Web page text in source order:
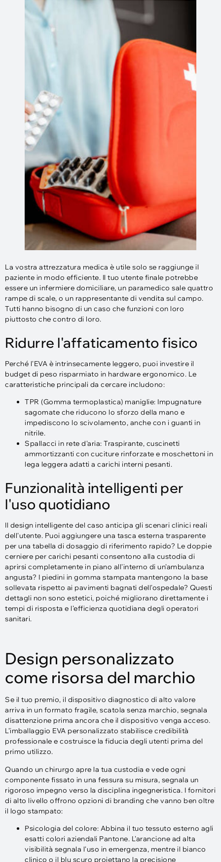
La vostra attrezzatura medica è utile solo se raggiunge il
paziente in modo efficiente. Il tuo utente finale potrebbe
essere un infermiere domiciliare, un paramedico sale quattro
rampe di scale, o un rappresentante di vendita sul campo.
Tutti hanno bisogno di un caso che funzioni con loro
piuttosto che contro di loro.
Ridurre l'affaticamento fisico
Perché l'EVA è intrinsecamente leggero, puoi investire il
budget di peso risparmiato in hardware ergonomico. Le
caratteristiche principali da cercare includono:
TPR (Gomma termoplastica) maniglie: Impugnature
sagomate che riducono lo sforzo della mano e
impediscono lo scivolamento, anche con i guanti in
nitrile.​
Spallacci in rete d'aria: Traspirante, cuscinetti
ammortizzanti con cuciture rinforzate e moschettoni in
lega leggera adatti a carichi interni pesanti.
Funzionalità intelligenti per
l'uso quotidiano
Il design intelligente del caso anticipa gli scenari clinici reali
dell'utente. Puoi aggiungere una tasca esterna trasparente
per una tabella di dosaggio di riferimento rapido? Le doppie
cerniere per carichi pesanti consentono alla custodia di
aprirsi completamente in piano all'interno di un'ambulanza
angusta? I piedini in gomma stampata mantengono la base
sollevata rispetto ai pavimenti bagnati dell'ospedale? Questi
dettagli non sono estetici, poiché migliorano direttamente i
tempi di risposta e l’efficienza quotidiana degli operatori
sanitari.
Design personalizzato
come risorsa del marchio
Se il tuo premio, il dispositivo diagnostico di alto valore
arriva in un formato fragile, scatola senza marchio, segnala
disattenzione prima ancora che il dispositivo venga acceso.
L'imballaggio EVA personalizzato stabilisce credibilità
professionale e costruisce la fiducia degli utenti prima del
primo utilizzo.
Quando un chirurgo apre la tua custodia e vede ogni
componente fissato in una fessura su misura, segnala un
rigoroso impegno verso la disciplina ingegneristica. I fornitori
di alto livello offrono opzioni di branding che vanno ben oltre
il logo stampato:​
Psicologia del colore: Abbina il tuo tessuto esterno agli
esatti colori aziendali Pantone. L'arancione ad alta
visibilità segnala l'uso in emergenza, mentre il bianco
clinico o il blu scuro proiettano la precisione